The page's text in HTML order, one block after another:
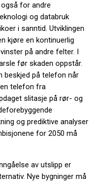
for andre
og databruk
i sanntid. Utviklingen
kjøre en kontinuerlig
på andre felter. I
før skaden oppstår.
beskjed på telefon når
telefon fra
slitasje på rør- og
og prediktive analyser
for 2050 må
av utslipp er
Nye bygninger må